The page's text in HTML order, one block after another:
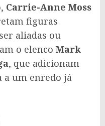
Carrie-Anne Moss
figuras
aliadas ou
o elenco Mark
, que adicionam
a um enredo já